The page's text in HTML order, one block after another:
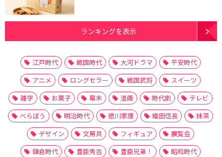
ランキングを表示
江戸時代 戦国時代 大河ドラマ
平安時代
アニメ
ロングセラー 戦国武将
スイーツ
雑学
お菓子 幕末 漫画 時代劇
テレビ
べらぼう
明治時代 徳川家康 織田信長
抹茶
デザイン
文房具 フィギュア
展覧会
鎌倉時代
豊臣秀吉 豊臣兄弟！
昭和時代